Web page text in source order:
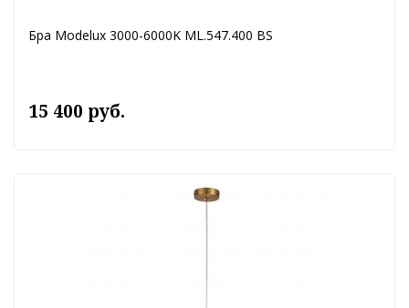
Бра Modelux 3000-6000K ML.547.400 BS
15 400 руб.